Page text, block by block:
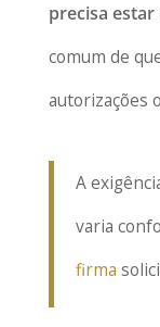
precisa
comum de
autorizações
A
varia
firma